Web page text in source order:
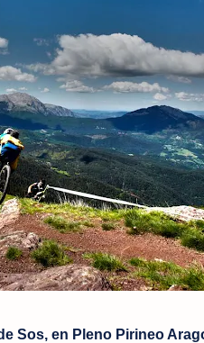
Sos, en Pleno Pirineo